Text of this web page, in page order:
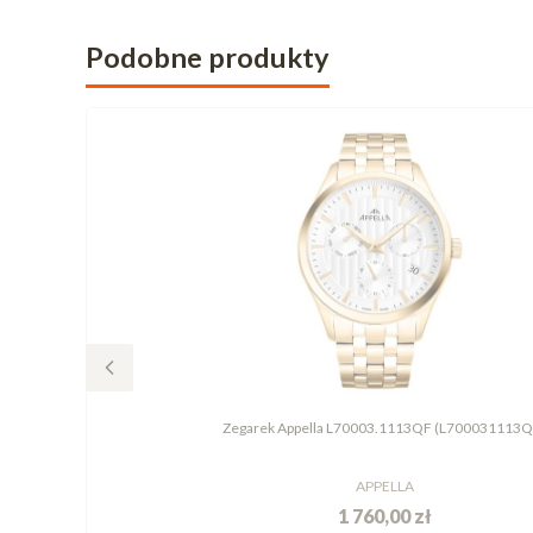
Podobne produkty
Zegarek Appella L70003.1113QF
APPELLA
1 760,00 zł